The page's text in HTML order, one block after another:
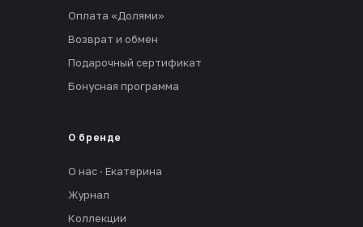
Оплата «Долями»
Возврат и обмен
Подарочный сертификат
Бонусная программа
О бренде
О нас · Екатерина
Журнал
Коллекции